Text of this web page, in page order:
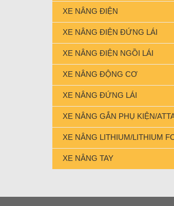
XE NÂNG ĐIỆN
XE NÂNG ĐIỆN ĐỨNG LÁI
XE NÂNG ĐIỆN NGỒI LÁI
XE NÂNG ĐỘNG CƠ
XE NÂNG ĐỨNG LÁI
XE NÂNG GẮN PHỤ KIỆN/
XE NÂNG LITHIUM/LITHIUM
XE NÂNG TAY